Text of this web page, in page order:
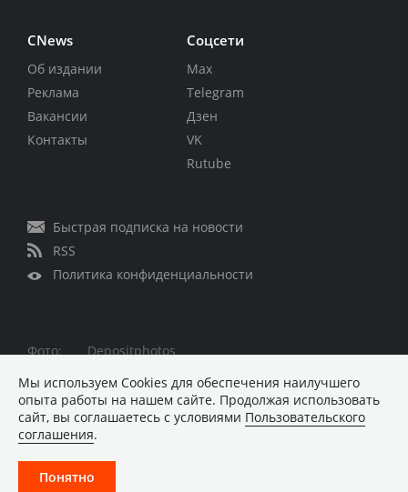
CNews
Об издании
Реклама
Вакансии
Контакты
Соцсети
Max
Telegram
Дзен
VK
Rutube
Быстрая подписка на новости
RSS
Политика конфиденциальности
Фото:
Depositphotos
Все права защищены © 1995 – 2026
Материалы, помеченные знаком ■ опубликованы на
коммерческой основе
Хостинг-провайдер REG.RU
Мы используем Сookies для обеспечения наилучшего
опыта работы на нашем сайте. Продолжая использовать
сайт, вы соглашаетесь с условиями Пользовательского
соглашения.
Понятно